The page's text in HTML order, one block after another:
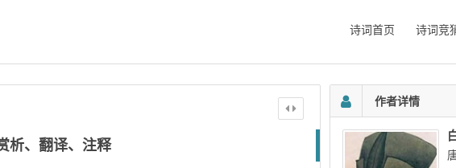
诗词首页 诗词竞
析、翻译、注释
作者详情